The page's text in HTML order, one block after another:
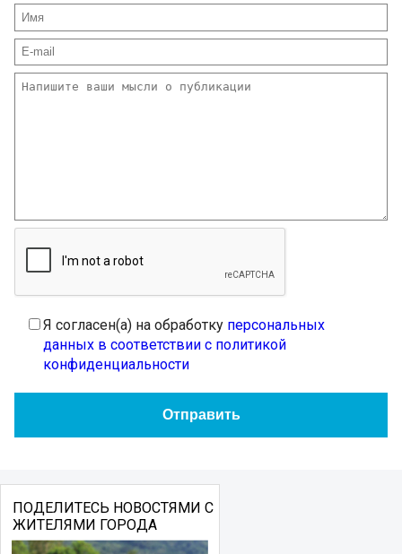
Я согласен(а) на обработку персональных
данных в соответствии с политикой
конфиденциальности
ПОДЕЛИТЕСЬ НОВОСТЯМИ С
ЖИТЕЛЯМИ ГОРОДА